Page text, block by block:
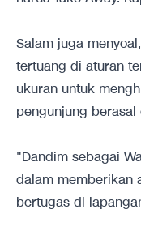
Salam juga
tertuang di aturan
ukuran untuk
pengunjung berasal
"Dandim sebagai
dalam memberikan
bertugas di